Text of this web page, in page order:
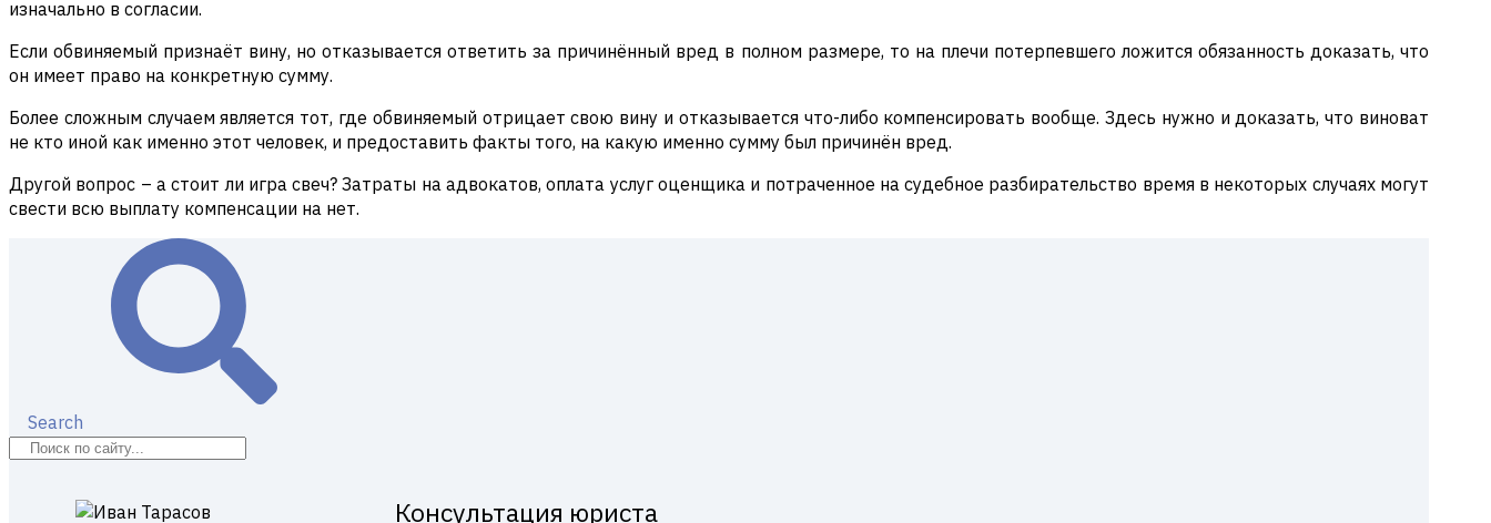
изначально в согласии.
Если обвиняемый признаёт вину, но отказывается ответить за причинённый вред в полном размере, то на плечи потерпевшего ложится обязанность доказать, что
он имеет право на конкретную сумму.
Более сложным случаем является тот, где обвиняемый отрицает свою вину и отказывается что-либо компенсировать вообще. Здесь нужно и доказать, что виноват
не кто иной как именно этот человек, и предоставить факты того, на какую именно сумму был причинён вред.
Другой вопрос – а стоит ли игра свеч? Затраты на адвокатов, оплата услуг оценщика и потраченное на судебное разбирательство время в некоторых случаях могут
свести всю выплату компенсации на нет.
Search
Консультация юриста